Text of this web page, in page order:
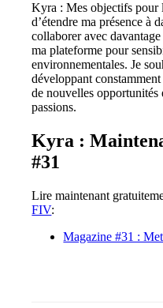
Kyra : Mes objectifs pour
d’étendre ma présence à
collaborer avec
ma plateforme pour
environnementales. Je
développant
de nouvelles opportunités
passions.
Kyra :
#31
Lire maintenant
FIV:
Magazine #31 :